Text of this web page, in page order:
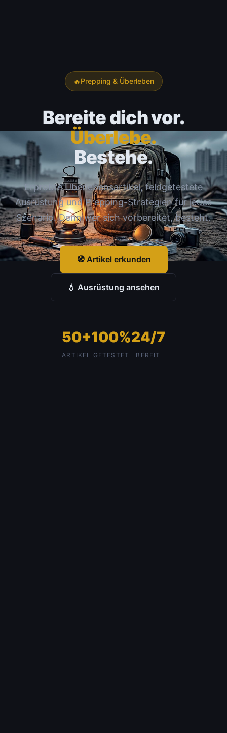
🔥Prepping & Überleben
Bereite dich vor.
Überlebe.
Bestehe.
Erprobte Überlebensartikel, feldgetestete
Ausrüstung und Prepping-Strategien für jedes
Szenario. Denn wer sich vorbereitet, besteht.
🧭 Artikel erkunden
💧 Ausrüstung ansehen
50+
ARTIKEL
100%
GETESTET
24/7
BEREIT